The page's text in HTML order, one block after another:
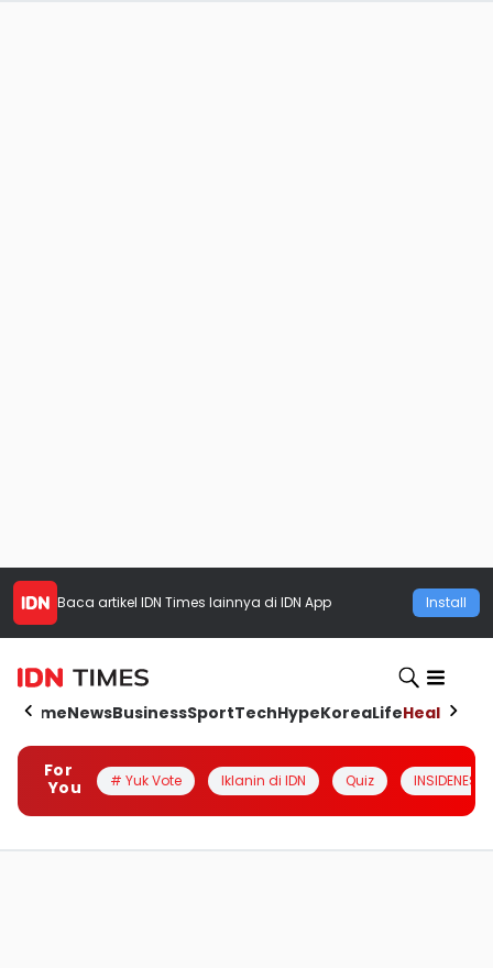
Baca artikel IDN Times lainnya di IDN App Install
HomeNewsBusinessSportTechHypeKoreaLifeHealth
For
You
# Yuk Vote Iklanin di IDN Quiz INSIDENESIA